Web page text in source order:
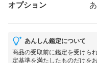
オプション
あんしん鑑定について
商品の受取前に鑑定を受けら
定基準を満たしたものだけを